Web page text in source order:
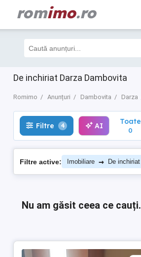
romimo.ro
De inchiriat Darza Dambovita
Romimo Anunțuri Dambovita Darza
Filtre 4 AI
Filtre 4 AI Toate
0
Filtre active: Imobiliare → De inchiriat
Nu am găsit ceea ce cauți.